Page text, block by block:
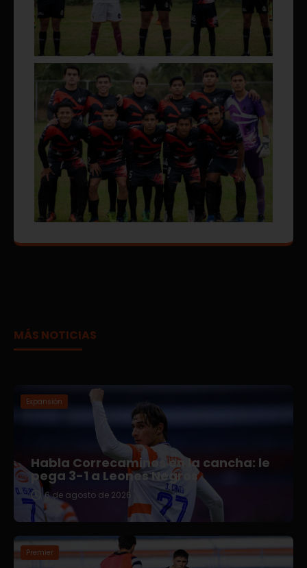
MÁS NOTICIAS
Expansión
Habla Correcaminos en la cancha: le
pega 3-1 a Leones Negros
6 de agosto de 2026
Premier